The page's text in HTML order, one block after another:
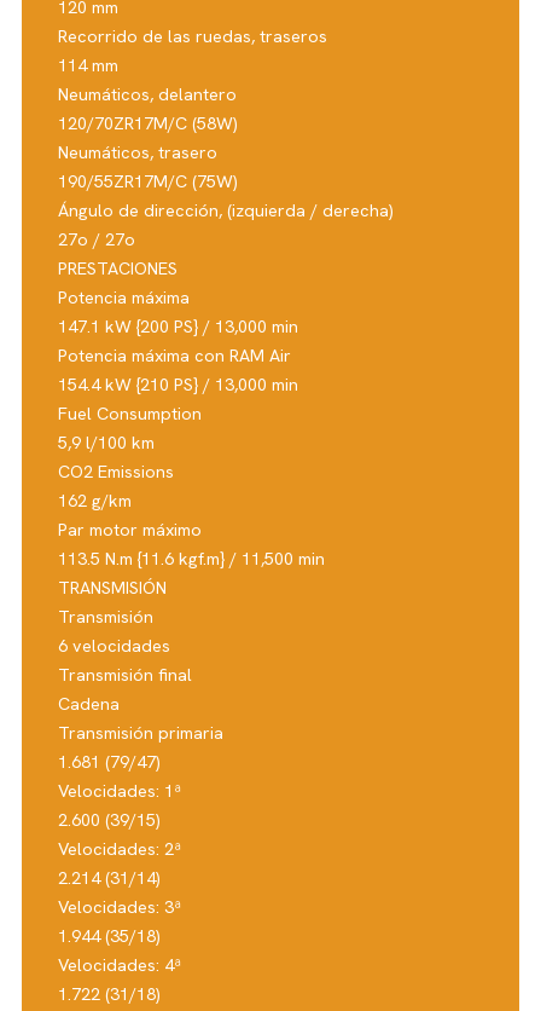
120 mm
Recorrido de las ruedas, traseros
114 mm
Neumáticos, delantero
120/70ZR17M/C (58W)
Neumáticos, trasero
190/55ZR17M/C (75W)
Ángulo de dirección, (izquierda / derecha)
27o / 27o
PRESTACIONES
Potencia máxima
147.1 kW {200 PS} / 13,000 min
Potencia máxima con RAM Air
154.4 kW {210 PS} / 13,000 min
Fuel Consumption
5,9 l/100 km
CO2 Emissions
162 g/km
Par motor máximo
113.5 N.m {11.6 kgf.m} / 11,500 min
TRANSMISIÓN
Transmisión
6 velocidades
Transmisión final
Cadena
Transmisión primaria
1.681 (79/47)
Velocidades: 1ª
2.600 (39/15)
Velocidades: 2ª
2.214 (31/14)
Velocidades: 3ª
1.944 (35/18)
Velocidades: 4ª
1.722 (31/18)